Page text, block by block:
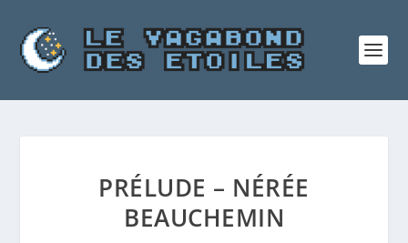
PRÉLUDE – NÉRÉE
BEAUCHEMIN